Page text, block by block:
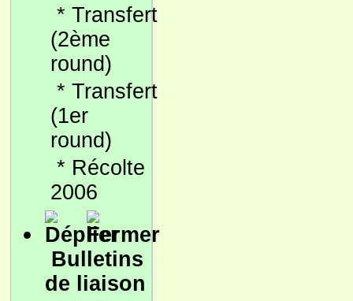
* Transfert
(2ème
round)
* Transfert
(1er
round)
* Récolte
2006
Bulletins
de liaison